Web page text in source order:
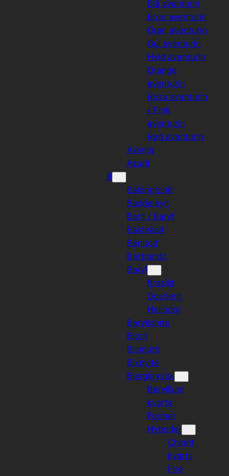
Blå aventurin
Brun aventurin
Grøn aventurin
Gul aventurin
Hvid aventurin
Orange
aventurin
Rosa aventurin
/ Pink
aventurin
Rød aventurin
Axinite
Azurit
B
Babingtonit
Baddeleyit
Barit / Baryt
Bastnäsit
Benitoit
Bertrandit
Beryl
Brasilit
Gosherit
Heliodor
Beryllonite
Biotit
Bismuth
Bixbyite
Bjergkrystal
Beryllium
kvarts
Former
Hybrider
Chlorit
kvarts
Fire